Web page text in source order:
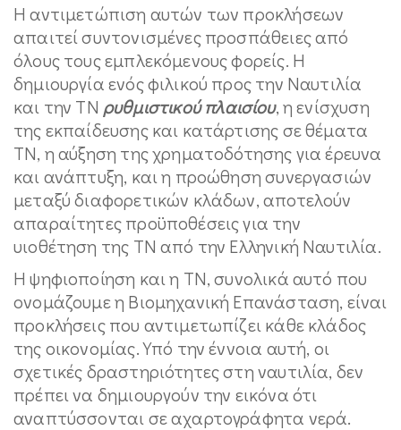
Η αντιμετώπιση αυτών των προκλήσεων
απαιτεί συντονισμένες προσπάθειες από
όλους τους εμπλεκόμενους φορείς. Η
δημιουργία ενός φιλικού προς την Ναυτιλία
και την ΤΝ ρυθμιστικού πλαισίου, η ενίσχυση
της εκπαίδευσης και κατάρτισης σε θέματα
ΤΝ, η αύξηση της χρηματοδότησης για έρευνα
και ανάπτυξη, και η προώθηση συνεργασιών
μεταξύ διαφορετικών κλάδων, αποτελούν
απαραίτητες προϋποθέσεις για την
υιοθέτηση της ΤΝ από την Ελληνική Ναυτιλία.
Η ψηφιοποίηση και η ΤΝ, συνολικά αυτό που
ονομάζουμε η Βιομηχανική Επανάσταση, είναι
προκλήσεις που αντιμετωπίζει κάθε κλάδος
της οικονομίας. Υπό την έννοια αυτή, οι
σχετικές δραστηριότητες στη ναυτιλία, δεν
πρέπει να δημιουργούν την εικόνα ότι
αναπτύσσονται σε αχαρτογράφητα νερά.